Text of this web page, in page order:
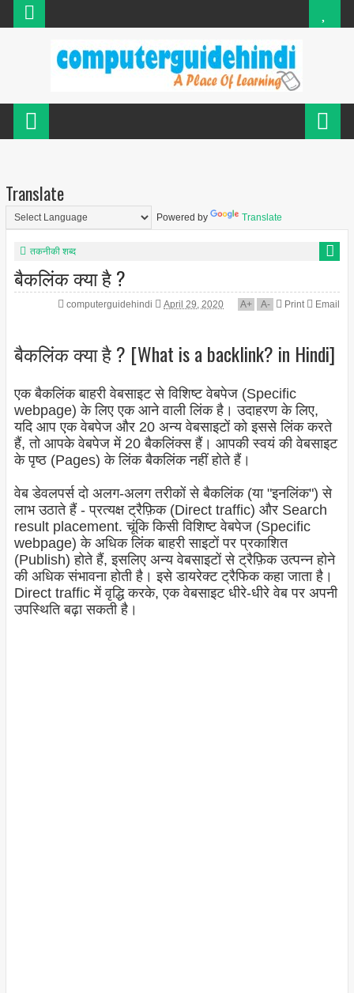
Translate
Powered by Translate
तकनीकी शब्द
बैकलिंक क्या है ?
computerguidehindi April 29, 2020 A+ A- Print Email
बैकलिंक क्या है ? [What is a backlink? in Hindi]
एक बैकलिंक बाहरी वेबसाइट से विशिष्ट वेबपेज (Specific
webpage) के लिए एक आने वाली लिंक है। उदाहरण के लिए,
यदि आप एक वेबपेज और 20 अन्य वेबसाइटों को इससे लिंक करते
हैं, तो आपके वेबपेज में 20 बैकलिंक्स हैं। आपकी स्वयं की वेबसाइट
के पृष्ठ (Pages) के लिंक बैकलिंक नहीं होते हैं।
वेब डेवलपर्स दो अलग-अलग तरीकों से बैकलिंक (या "इनलिंक") से
लाभ उठाते हैं - प्रत्यक्ष ट्रैफ़िक (Direct traffic) और Search
result placement. चूंकि किसी विशिष्ट वेबपेज (Specific
webpage) के अधिक लिंक बाहरी साइटों पर प्रकाशित
(Publish) होते हैं, इसलिए अन्य वेबसाइटों से ट्रैफ़िक उत्पन्न होने
की अधिक संभावना होती है। इसे डायरेक्ट ट्रैफिक कहा जाता है।
Direct traffic में वृद्धि करके, एक वेबसाइट धीरे-धीरे वेब पर अपनी
उपस्थिति बढ़ा सकती है।